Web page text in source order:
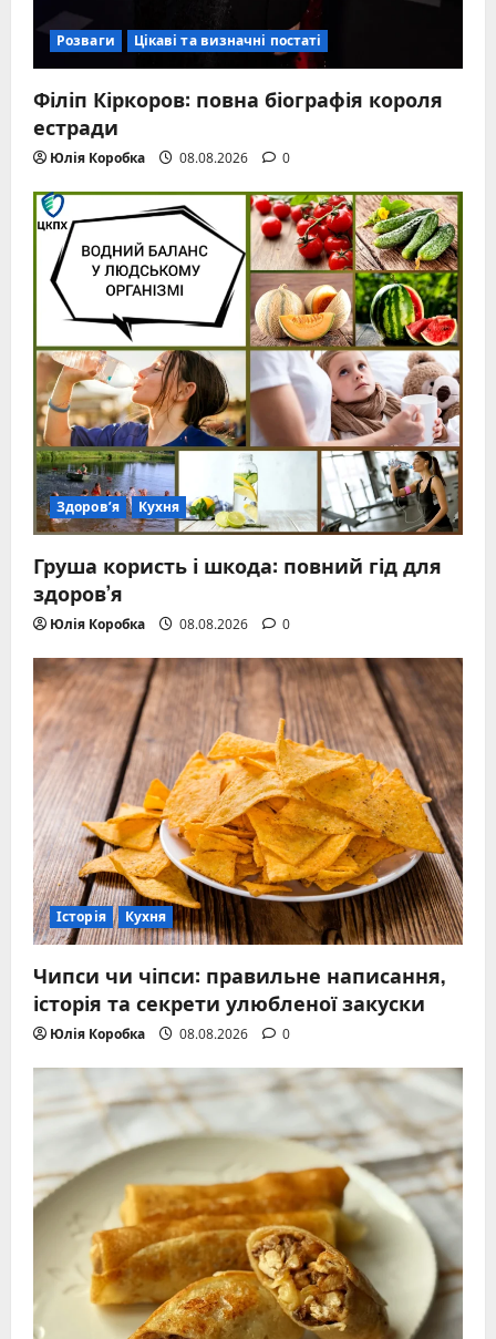
Розваги Цікаві та визначні постаті
Філіп Кіркоров: повна біографія короля
естради
Юлія Коробка 08.08.2026 0
Здоров’я Кухня
Груша користь і шкода: повний гід для
здоров’я
Юлія Коробка 08.08.2026 0
Історія Кухня
Чипси чи чіпси: правильне написання,
історія та секрети улюбленої закуски
Юлія Коробка 08.08.2026 0